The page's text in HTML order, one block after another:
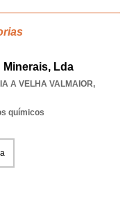
Minerais, Lda
A VELHA VALMAIOR,
químicos